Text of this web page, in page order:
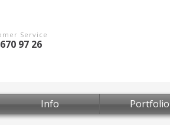
Service
97 26
Info Portfolio